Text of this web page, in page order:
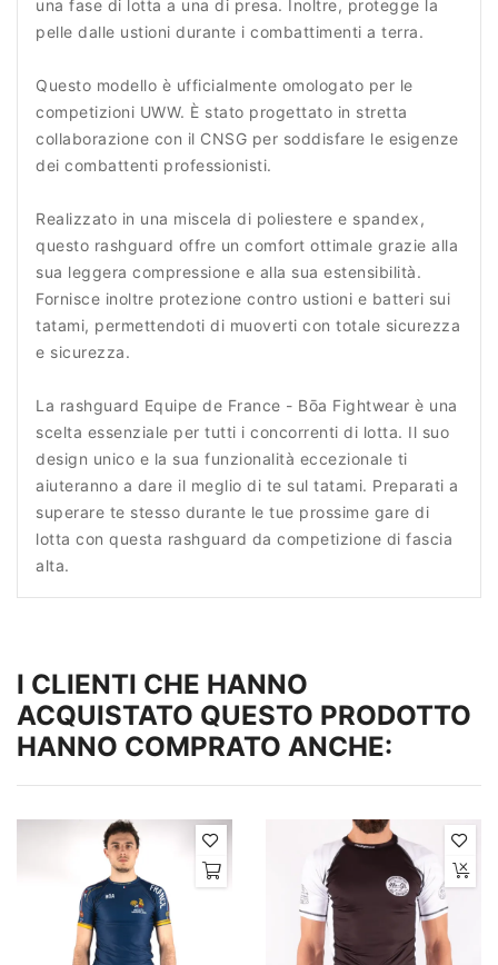
una fase di lotta a una di presa. Inoltre, protegge la
pelle dalle ustioni durante i combattimenti a terra.
Questo modello è ufficialmente omologato per le
competizioni UWW. È stato progettato in stretta
collaborazione con il CNSG per soddisfare le esigenze
dei combattenti professionisti.
Realizzato in una miscela di poliestere e spandex,
questo rashguard offre un comfort ottimale grazie alla
sua leggera compressione e alla sua estensibilità.
Fornisce inoltre protezione contro ustioni e batteri sui
tatami, permettendoti di muoverti con totale sicurezza
e sicurezza.
La rashguard Equipe de France - Bōa Fightwear è una
scelta essenziale per tutti i concorrenti di lotta. Il suo
design unico e la sua funzionalità eccezionale ti
aiuteranno a dare il meglio di te sul tatami. Preparati a
superare te stesso durante le tue prossime gare di
lotta con questa rashguard da competizione di fascia
alta.
I CLIENTI CHE HANNO
ACQUISTATO QUESTO PRODOTTO
HANNO COMPRATO ANCHE: